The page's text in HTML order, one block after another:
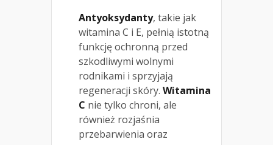
Antyoksydanty, takie jak
witamina C i E, pełnią istotną
funkcję ochronną przed
szkodliwymi wolnymi
rodnikami i sprzyjają
regeneracji skóry. Witamina
C nie tylko chroni, ale
również rozjaśnia
przebarwienia oraz